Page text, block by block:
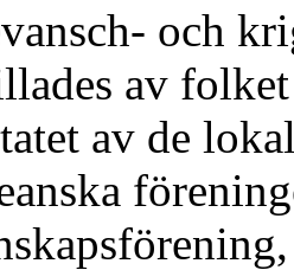
och
av
av de